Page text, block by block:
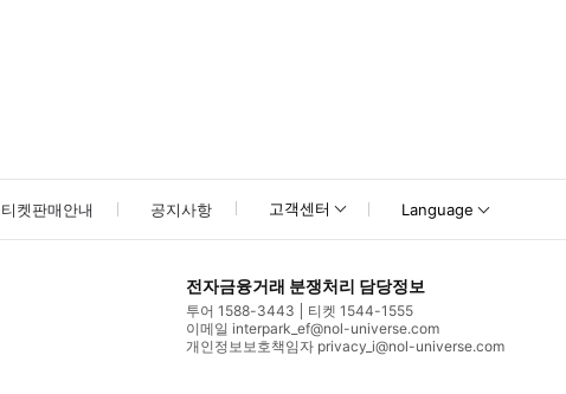
티켓판매안내 공지사항 고객센터 Language
전자금융거래 분쟁처리 담당정보
투어 1588-3443
티켓 1544-1555
이메일 interpark_ef@nol-universe.com
개인정보보호책임자 privacy_i@nol-universe.com